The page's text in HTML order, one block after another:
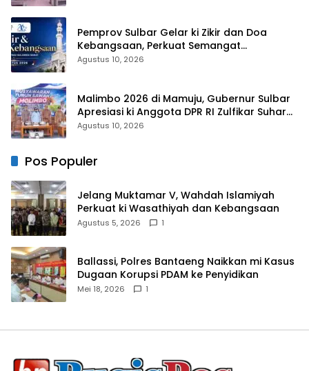
Pemprov Sulbar Gelar ki Zikir dan Doa
Kebangsaan, Perkuat Semangat
Kemerdekaan dan Persatuan
Agustus 10, 2026
Malimbo 2026 di Mamuju, Gubernur Sulbar
Apresiasi ki Anggota DPR RI Zulfikar Suhardi,
Petani Mamuju Dapat Alsintan dan Pupuk
Agustus 10, 2026
Pos Populer
Jelang Muktamar V, Wahdah Islamiyah
Perkuat ki Wasathiyah dan Kebangsaan
Agustus 5, 2026 1
Ballassi, Polres Bantaeng Naikkan mi Kasus
Dugaan Korupsi PDAM ke Penyidikan
Mei 18, 2026 1